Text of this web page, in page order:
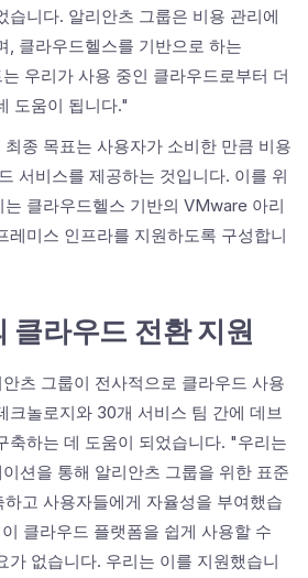
습니다. 알리안츠 그룹은 비용 관리에
, 클라우드헬스를 기반으로 하는
우리가 사용 중인 클라우드로부터 더
도움이 됩니다."
종 목표는 사용자가 소비한 만큼 비용
서비스를 제공하는 것입니다. 이를 위
클라우드헬스 기반의 VMware 아리
레미스 인프라를 지원하도록 구성합니
클라우드 전환 지원
츠 그룹이 전사적으로 클라우드 사용
크놀로지와 30개 서비스 팀 간에 데브
축하는 데 도움이 되었습니다. "우리는
션을 통해 알리안츠 그룹을 위한 표준
고 사용자들에게 자율성을 부여했습
클라우드 플랫폼을 쉽게 사용할 수
가 없습니다. 우리는 이를 지원했습니